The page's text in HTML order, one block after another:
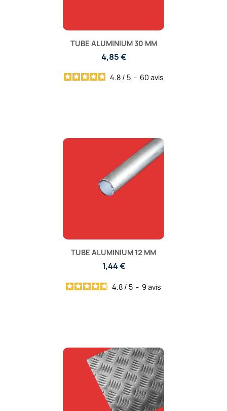
TUBE ALUMINIUM 30 MM
4,85 €
4.8 / 5 - 60 avis
TUBE ALUMINIUM 12 MM
1,44 €
4.8 / 5 - 9 avis